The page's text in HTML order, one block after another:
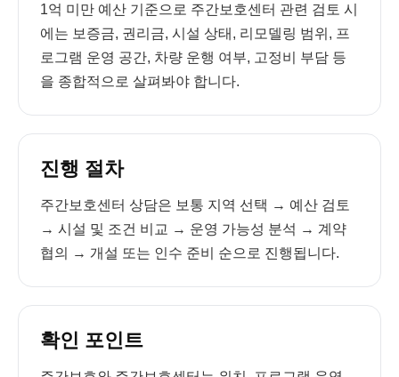
1억 미만 예산 기준으로 주간보호센터 관련 검토 시
에는 보증금, 권리금, 시설 상태, 리모델링 범위, 프
로그램 운영 공간, 차량 운행 여부, 고정비 부담 등
을 종합적으로 살펴봐야 합니다.
진행 절차
주간보호센터 상담은 보통 지역 선택 → 예산 검토
→ 시설 및 조건 비교 → 운영 가능성 분석 → 계약
협의 → 개설 또는 인수 준비 순으로 진행됩니다.
확인 포인트